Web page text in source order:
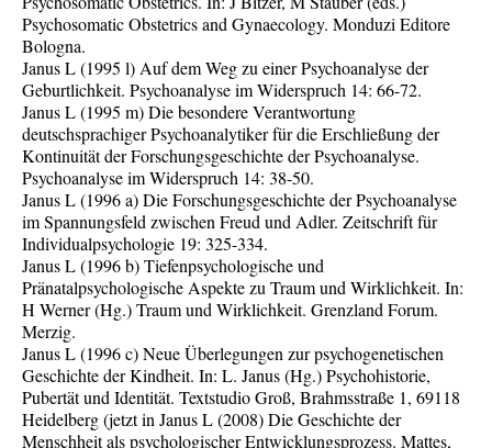
Psychosomatic Obstetrics and Gynaecology. Monduzi Editore
Bologna.
Janus L (1995 l) Auf dem Weg zu einer Psychoanalyse der
Geburtlichkeit. Psychoanalyse im Widerspruch 14: 66-72.
Janus L (1995 m) Die besondere Verantwortung
deutschsprachiger Psychoanalytiker für die Erschließung der
Kontinuität der Forschungsgeschichte der Psychoanalyse.
Psychoanalyse im Widerspruch 14: 38-50.
Janus L (1996 a) Die Forschungsgeschichte der Psychoanalyse
im Spannungsfeld zwischen Freud und Adler. Zeitschrift für
Individualpsychologie 19: 325-334.
Janus L (1996 b) Tiefenpsychologische und
Pränatalpsychologische Aspekte zu Traum und Wirklichkeit. In:
H Werner (Hg.) Traum und Wirklichkeit. Grenzland Forum.
Merzig.
Janus L (1996 c) Neue Überlegungen zur psychogenetischen
Geschichte der Kindheit. In: L. Janus (Hg.) Psychohistorie,
Pubertät und Identität. Textstudio Groß, Brahmsstraße 1, 69118
Heidelberg (jetzt in Janus L (2008) Die Geschichte der
Menschheit als psychologischer Entwicklungsprozess. Mattes,